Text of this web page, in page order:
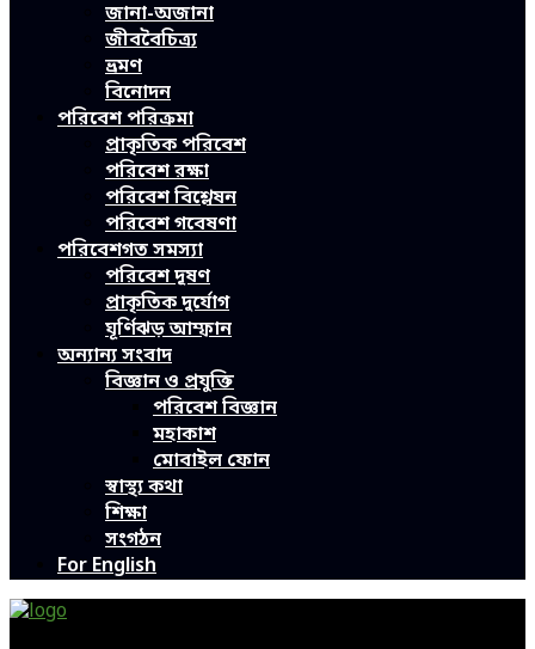
জানা-অজানা
জীববৈচিত্র্য
ভ্রমণ
বিনোদন
পরিবেশ পরিক্রমা
প্রাকৃতিক পরিবেশ
পরিবেশ রক্ষা
পরিবেশ বিশ্লেষন
পরিবেশ গবেষণা
পরিবেশগত সমস্যা
পরিবেশ দূষণ
প্রাকৃতিক দুর্যোগ
ঘূর্ণিঝড় আম্ফান
অন্যান্য সংবাদ
বিজ্ঞান ও প্রযুক্তি
পরিবেশ বিজ্ঞান
মহাকাশ
মোবাইল ফোন
স্বাস্থ্য কথা
শিক্ষা
সংগঠন
For English